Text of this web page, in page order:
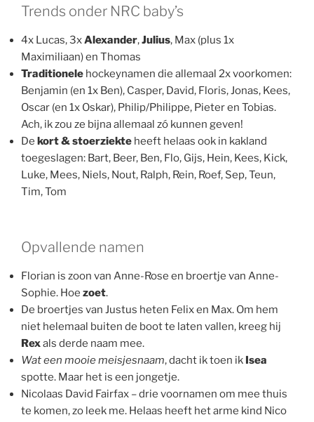
Trends onder NRC baby’s
4x Lucas, 3xAlexander,Julius, Max (plus 1x
Maximiliaan) en Thomas
Traditionele hockeynamen die allemaal 2x voorkomen:
Benjamin (en 1x Ben), Casper, David, Floris, Jonas, Kees,
Oscar (en 1x Oskar), Philip/Philippe, Pieter en Tobias.
Ach, ik zou ze bijna allemaal zó kunnen geven!
De kort & stoerziekte heeft helaas ook in kakland
toegeslagen: Bart, Beer, Ben, Flo, Gijs, Hein, Kees, Kick,
Luke, Mees, Niels, Nout, Ralph, Rein, Roef, Sep, Teun,
Tim, Tom
Opvallende namen
Florian is zoon van Anne-Rose en broertje van Anne-
Sophie. Hoe zoet.
De broertjes van Justus heten Felix en Max. Om hem
niet helemaal buiten de boot te laten vallen, kreeg hij
Rexals derde naam mee.
Wat een mooie meisjesnaam, dacht ik toen ik Isea
spotte. Maar het is een jongetje.
Nicolaas David Fairfax – drie voornamen om mee thuis
te komen, zo leek me. Helaas heeft het arme kind Nico